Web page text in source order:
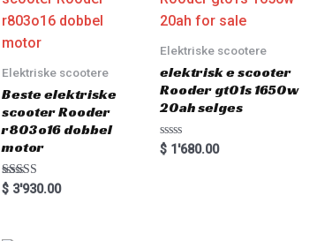
Elektriske scootere
Beste elektriske
scooter Rooder
r803o16 dobbel
motor
Rated
5.00
$3'930.00
Elektriske scootere
elektrisk e scooter
Rooder gt01s 1650w
20ah selges
Rated
0
$1'680.00